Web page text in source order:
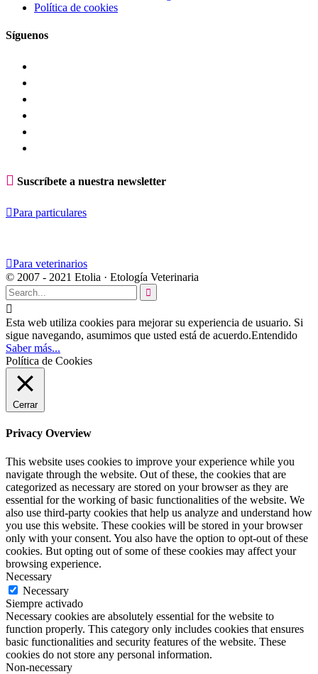
Política de cookies
Síguenos
 Suscríbete a nuestra newsletter
Para particulares
Para veterinarios
© 2007 - 2021 Etolia · Etología Veterinaria


Esta web utiliza cookies para mejorar su experiencia de usuario. Si
sigue navegando, asumimos que usted está de acuerdo.Entendido
Saber más...
Política de Cookies
Cerrar
Privacy Overview
This website uses cookies to improve your experience while you
navigate through the website. Out of these, the cookies that are
categorized as necessary are stored on your browser as they are
essential for the working of basic functionalities of the website. We
also use third-party cookies that help us analyze and understand how
you use this website. These cookies will be stored in your browser
only with your consent. You also have the option to opt-out of these
cookies. But opting out of some of these cookies may affect your
browsing experience.
Necessary
Necessary
Siempre activado
Necessary cookies are absolutely essential for the website to
function properly. This category only includes cookies that ensures
basic functionalities and security features of the website. These
cookies do not store any personal information.
Non-necessary